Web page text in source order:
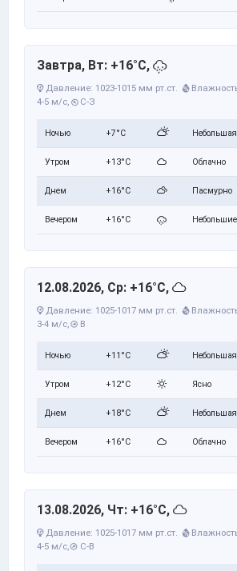
Завтра, Вт: +16°C,
Давление: 1023-1015 мм рт.ст.
4-5 м/с, С-З
Ночью +7°C
Утром +13°C Облачно
Днем +16°C Пасмурно
Вечером +16°C
12.08.2026, Ср: +16°C,
Давление: 1025-1017 мм рт.ст.
3-4 м/с,
В
Ночью +11°C
Утром +12°C Ясно
Днем +18°C
Вечером +16°C Облачно
13.08.2026, Чт: +16°C,
Давление: 1025-1017 мм рт.ст.
4-5 м/с,
С-В